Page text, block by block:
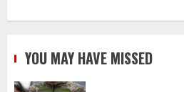
YOU MAY HAVE MISSED